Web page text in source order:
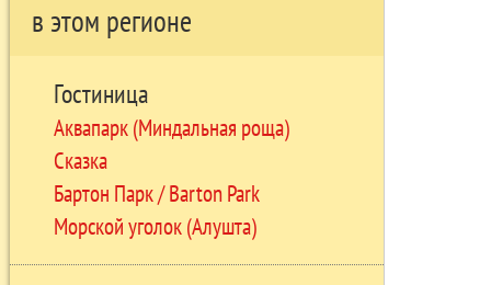
в этом регионе
Гостиница
Аквапарк (Миндальная роща)
Сказка
Бартон Парк / Barton Park
Морской уголок (Алушта)